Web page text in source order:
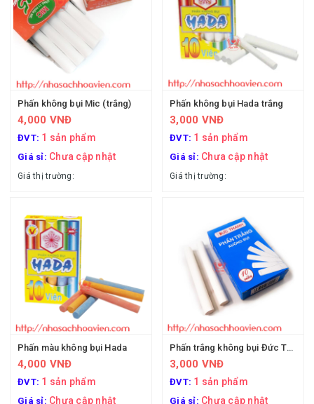
Phấn không bụi Mic (trắng)
4,000 VNĐ
ĐVT: 1 sản phẩm
Giá sỉ: Chưa cập nhật
Giá thị trường:
Phấn không bụi Hada trắng
3,000 VNĐ
ĐVT: 1 sản phẩm
Giá sỉ: Chưa cập nhật
Giá thị trường:
Phấn màu không bụi Hada
4,000 VNĐ
ĐVT: 1 sản phẩm
Giá sỉ: Chưa cập nhật
Phấn trắng không bụi Đức Thanh
3,000 VNĐ
ĐVT: 1 sản phẩm
Giá sỉ: Chưa cập nhật